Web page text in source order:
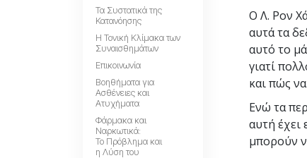
Ο Λ. Ρον
αυτά τα
αυτό το
γιατί
και πώς
Ενώ τα
αυτή έχει
μπορούν
Τα Συστατικά της
Κατανόησης
Η Τονική Κλίμακα των
Συναισθημάτων
Επικοινωνία
Βοηθήματα για
Ασθένειες και
Ατυχήματα
Φάρμακα και
Ναρκωτικά:
Το Πρόβλημα και
η Λύση του